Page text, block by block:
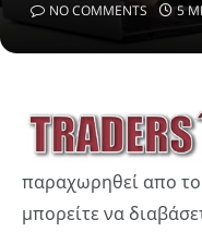
NO COMMENTS
5
παραχωρηθεί απο το
μπορείτε να